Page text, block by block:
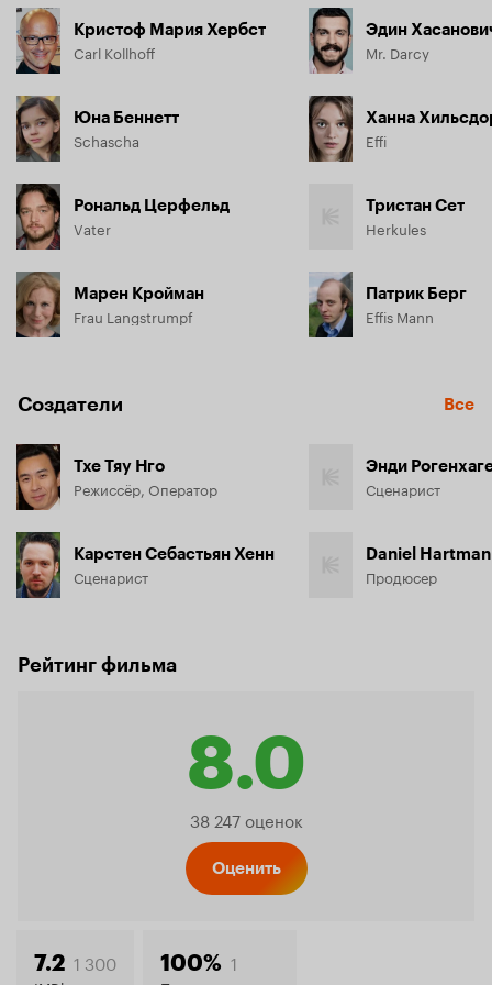
Кристоф Мария Хербст
Carl Kollhoff
Юна Беннетт
Schascha
Рональд Церфельд
Vater
Марен Кройман
Frau Langstrumpf
Эдин
Mr. Darcy
Ханна
Effi
Тристан Сет
Herkules
Патрик Берг
Effis Mann
Создатели Все
Тхе Тяу Нго
Режиссёр, Оператор
Карстен Себастьян Хенн
Сценарист
Энди
Сценарист
Daniel
Продюсер
Рейтинг фильма
8.0
Рейтинг
38 247 оценок
Оценить
7.2 1 300 100% 1